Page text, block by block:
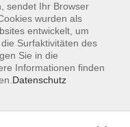
sendet Ihr Browser
wurden als
entwickelt, um
Surfaktivitäten des
Sie in die
Informationen finden
Datenschutz